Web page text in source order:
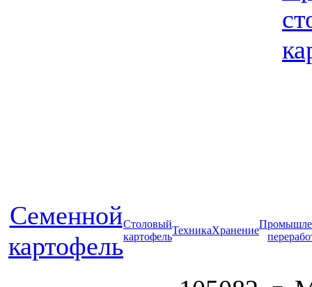
Cеменной
картофель
Столовый
картофель
ТехникаХранение